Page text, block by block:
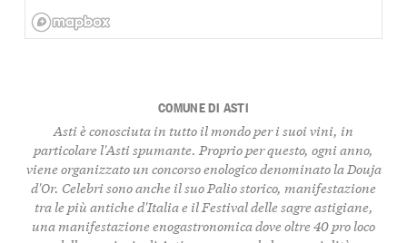
COMUNE DI ASTI
Asti è conosciuta in tutto il mondo per i suoi vini, in
particolare l'Asti spumante. Proprio per questo, ogni anno,
viene organizzato un concorso enologico denominato la Douja
d'Or. Celebri sono anche il suo Palio storico, manifestazione
tra le più antiche d'Italia e il Festival delle sagre astigiane,
una manifestazione enogastronomica dove oltre 40 pro loco